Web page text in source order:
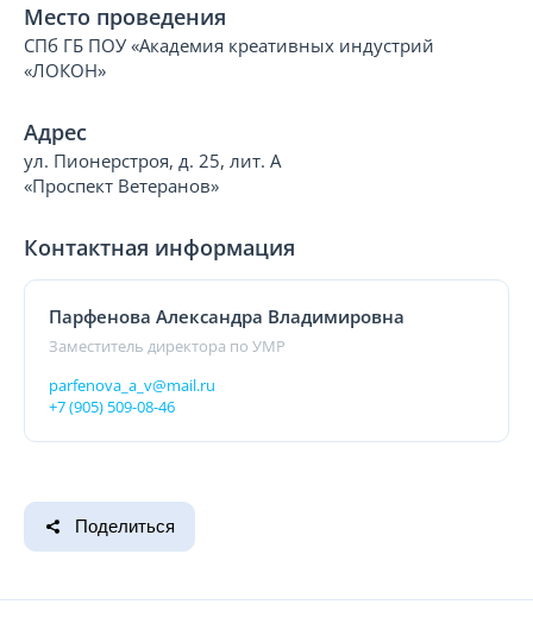
Место проведения
СПб ГБ ПОУ «Академия креативных индустрий
«ЛОКОН»
Адрес
ул. Пионерстроя, д. 25, лит. А
«Проспект Ветеранов»
Контактная информация
Парфенова Александра Владимировна
Заместитель директора по УМР
parfenova_a_v@mail.ru
+7 (905) 509-08-46
Поделиться